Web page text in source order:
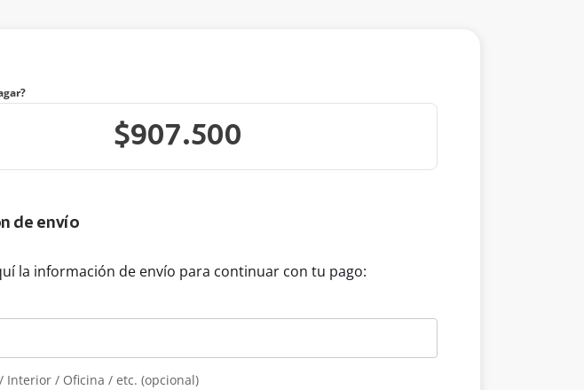
de envío
la información de envío para continuar con tu pago:
Interior / Oficina / etc. (opcional)